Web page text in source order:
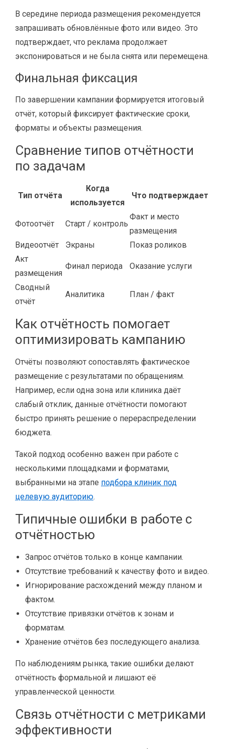
В середине периода размещения рекомендуется
запрашивать обновлённые фото или видео. Это
подтверждает, что реклама продолжает
экспонироваться и не была снята или перемещена.
Финальная фиксация
По завершении кампании формируется итоговый
отчёт, который фиксирует фактические сроки,
форматы и объекты размещения.
Сравнение типов отчётности
по задачам
Тип отчёта
Когда
используется
Что подтверждает
Фотоотчёт Старт / контроль
Факт и место
размещения
Видеоотчёт
Экраны
Показ роликов
Акт
размещения
Финал периода Оказание услуги
Сводный
отчёт
Аналитика План / факт
Как отчётность помогает
оптимизировать кампанию
Отчёты позволяют сопоставлять фактическое
размещение с результатами по обращениям.
Например, если одна зона или клиника даёт
слабый отклик, данные отчётности помогают
быстро принять решение о перераспределении
бюджета.
Такой подход особенно важен при работе с
несколькими площадками и форматами,
выбранными на этапе подбора клиник под
целевую аудиторию.
Типичные ошибки в работе с
отчётностью
Запрос отчётов только в конце кампании.
Отсутствие требований к качеству фото и видео.
Игнорирование расхождений между планом и
фактом.
Отсутствие привязки отчётов к зонам и
форматам.
Хранение отчётов без последующего анализа.
По наблюдениям рынка, такие ошибки делают
отчётность формальной и лишают её
управленческой ценности.
Связь отчётности с метриками
эффективности